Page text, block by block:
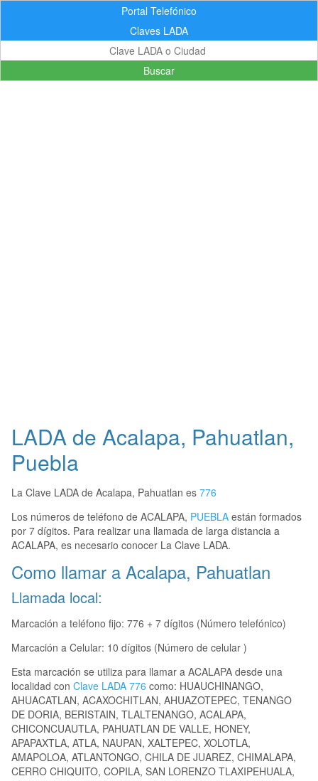
Portal Telefónico
Claves LADA
Buscar
LADA de Acalapa, Pahuatlan,
Puebla
La Clave LADA de Acalapa, Pahuatlan es 776
Los números de teléfono de ACALAPA, PUEBLA están formados
por 7 dígitos. Para realizar una llamada de larga distancia a
ACALAPA, es necesario conocer La Clave LADA.
Como llamar a Acalapa, Pahuatlan
Llamada local:
Marcación a teléfono fijo: 776 + 7 dígitos (Número telefónico)
Marcación a Celular: 10 dígitos (Número de celular )
Esta marcación se utiliza para llamar a ACALAPA desde una
localidad con Clave LADA 776 como: HUAUCHINANGO,
AHUACATLAN, ACAXOCHITLAN, AHUAZOTEPEC, TENANGO
DE DORIA, BERISTAIN, TLALTENANGO, ACALAPA,
CHICONCUAUTLA, PAHUATLAN DE VALLE, HONEY,
APAPAXTLA, ATLA, NAUPAN, XALTEPEC, XOLOTLA,
AMAPOLOA, ATLANTONGO, CHILA DE JUAREZ, CHIMALAPA,
CERRO CHIQUITO, COPILA, SAN LORENZO TLAXIPEHUALA,